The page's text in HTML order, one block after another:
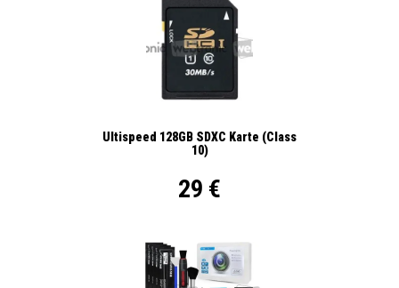
Ultispeed 128GB SDXC Karte (Class
10)
29 €